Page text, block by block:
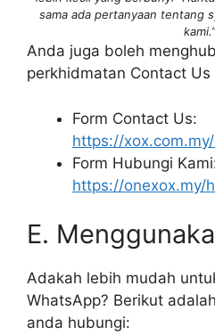
sama ada pertanyaan tentang
kami.”
Anda juga boleh
perkhidmatan Contact Us
Form Contact Us:
https://
Form Hubungi
https://onexox.my/
E.
Adakah lebih mudah
WhatsApp? Berikut
anda hubungi: